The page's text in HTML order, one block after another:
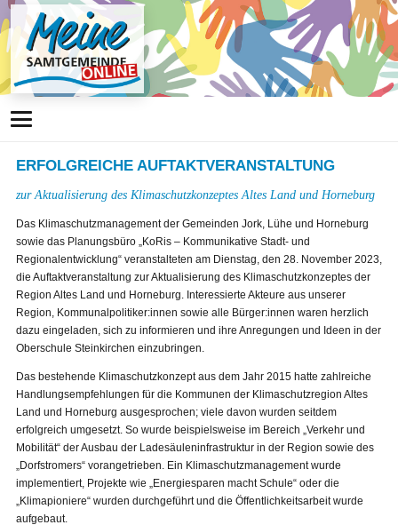
ERFOLGREICHE AUFTAKTVERANSTALTUNG
zur Aktualisierung des Klimaschutzkonzeptes Altes Land und Horneburg
Das Klimaschutzmanagement der Gemeinden Jork, Lühe und Horneburg
sowie das Planungsbüro „KoRis – Kommunikative Stadt- und
Regionalentwicklung“ veranstalteten am Dienstag, den 28. November 2023,
die Auftaktveranstaltung zur Aktualisierung des Klimaschutzkonzeptes der
Region Altes Land und Horneburg. Interessierte Akteure aus unserer
Region, Kommunalpolitiker:innen sowie alle Bürger:innen waren herzlich
dazu eingeladen, sich zu informieren und ihre Anregungen und Ideen in der
Oberschule Steinkirchen einzubringen.
Das bestehende Klimaschutzkonzept aus dem Jahr 2015 hatte zahlreiche
Handlungsempfehlungen für die Kommunen der Klimaschutzregion Altes
Land und Horneburg ausgesprochen; viele davon wurden seitdem
erfolgreich umgesetzt. So wurde beispielsweise im Bereich „Verkehr und
Mobilität“ der Ausbau der Ladesäuleninfrastruktur in der Region sowie des
„Dorfstromers“ vorangetrieben. Ein Klimaschutzmanagement wurde
implementiert, Projekte wie „Energiesparen macht Schule“ oder die
„Klimapioniere“ wurden durchgeführt und die Öffentlichkeitsarbeit wurde
aufgebaut.